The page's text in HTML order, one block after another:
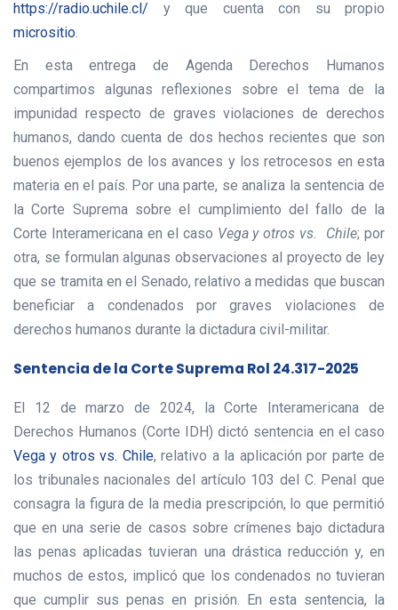
https://radio.uchile.cl/ y que cuenta con su propio
micrositio.
En esta entrega de Agenda Derechos Humanos
compartimos algunas reflexiones sobre el tema de la
impunidad respecto de graves violaciones de derechos
humanos, dando cuenta de dos hechos recientes que son
buenos ejemplos de los avances y los retrocesos en esta
materia en el país. Por una parte, se analiza la sentencia de
la Corte Suprema sobre el cumplimiento del fallo de la
Corte Interamericana en el caso Vega y otros vs. Chile; por
otra, se formulan algunas observaciones al proyecto de ley
que se tramita en el Senado, relativo a medidas que buscan
beneficiar a condenados por graves violaciones de
derechos humanos durante la dictadura civil-militar.
Sentencia de la Corte Suprema Rol 24.317-2025
El 12 de marzo de 2024, la Corte Interamericana de
Derechos Humanos (Corte IDH) dictó sentencia en el caso
Vega y otros vs. Chile, relativo a la aplicación por parte de
los tribunales nacionales del artículo 103 del C. Penal que
consagra la figura de la media prescripción, lo que permitió
que en una serie de casos sobre crímenes bajo dictadura
las penas aplicadas tuvieran una drástica reducción y, en
muchos de estos, implicó que los condenados no tuvieran
que cumplir sus penas en prisión. En esta sentencia, la